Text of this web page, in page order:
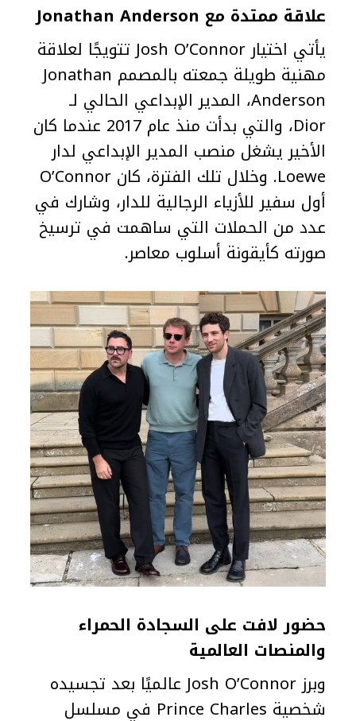
علاقة ممتدة مع Jonathan Anderson
يأتي اختيار Josh O’Connor تتويجًا لعلاقة
مهنية طويلة جمعته بالمصمم Jonathan
Anderson، المدير الإبداعي الحالي لـ
Dior، والتي بدأت منذ عام 2017 عندما كان
الأخير يشغل منصب المدير الإبداعي لدار
Loewe. وخلال تلك الفترة، كان O’Connor
أول سفير للأزياء الرجالية للدار، وشارك في
عدد من الحملات التي ساهمت في ترسيخ
صورته كأيقونة أسلوب معاصر.
حضور لافت على السجادة الحمراء
والمنصات العالمية
وبرز Josh O’Connor عالميًا بعد تجسيده
شخصية Prince Charles في مسلسل